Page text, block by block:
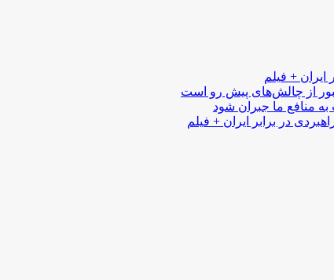
ایران + فیلم
از چالش‌های پیش رو است
منافع ما جبران شود
در برابر ایران + فیلم